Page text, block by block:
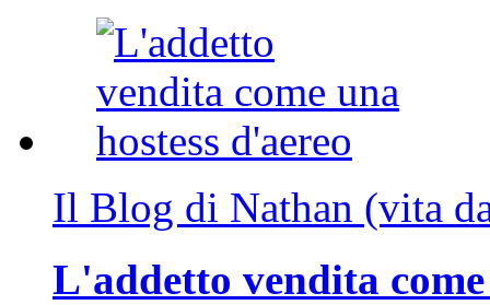
Il Blog di Nathan (vita
L'addetto vendita